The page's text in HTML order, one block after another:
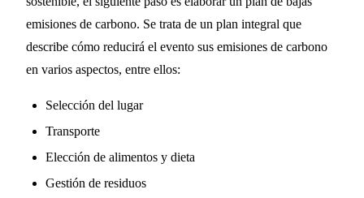
emisiones de carbono. Se trata de un plan integral que
describe cómo reducirá el evento sus emisiones de carbono
en varios aspectos, entre ellos:
Selección del lugar
Transporte
Elección de alimentos y dieta
Gestión de residuos